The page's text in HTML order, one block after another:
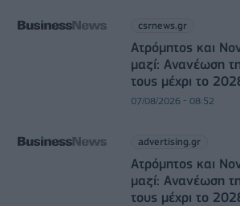
csrnews.gr
Ατρόμητος και
μαζί: Ανανέωση
τους μέχρι το
07/08/2026 - 08:52
advertising.gr
Ατρόμητος και
μαζί: Ανανέωση
τους μέχρι το